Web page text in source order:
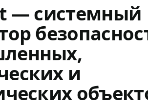
— системный
и